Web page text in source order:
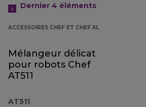
Dernier 4 éléments
ACCESSOIRES CHEF ET CHEF XL
Mélangeur délicat
pour robots Chef
AT511
AT511